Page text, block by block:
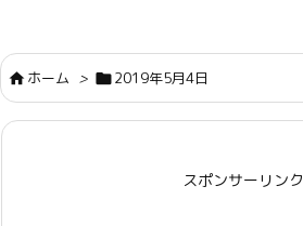
ホーム > 2019年5月4日
スポンサーリンク